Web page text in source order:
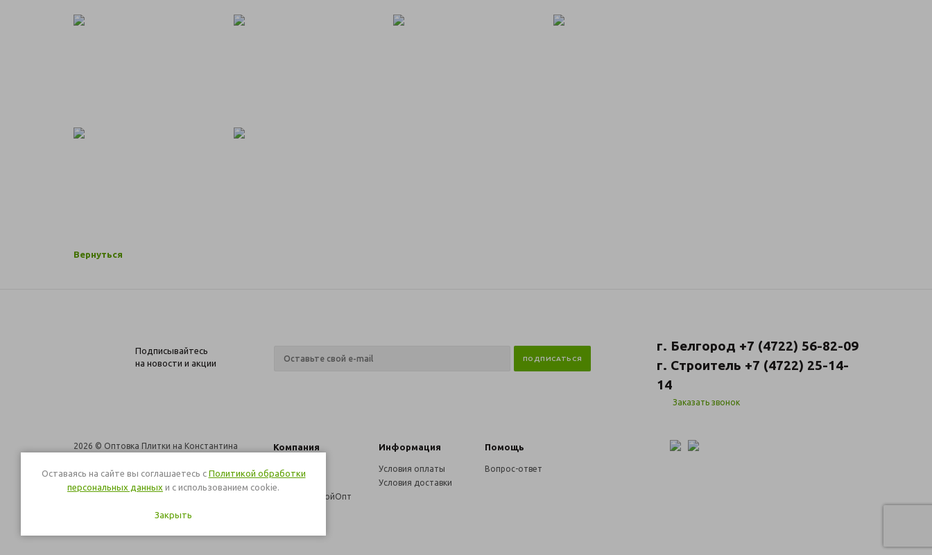
Вернуться
Подписывайтесь
на новости и акции
г. Белгород +7 (4722) 56-82-09
г. Строитель +7 (4722) 25-14-
14
Заказать звонок
2026 © Оптовка Плитки на Константина
г. Строитель, ул. Строительная 4Б
Компания Информация Помощь
О компании
Магазин СтройОпт
Условия оплаты
Условия доставки
Вопрос-ответ
Оставаясь на сайте вы соглашаетесь с Политикой обработки
персональных данных и с использованием cookie.
Закрыть